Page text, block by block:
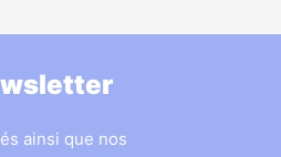
ainsi que nos